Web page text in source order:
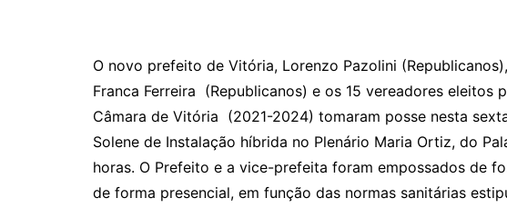
O novo prefeito de Vitória, Lorenzo Pazolini
Franca Ferreira (Republicanos) e os 15 vereadores eleitos
Câmara de Vitória (2021-2024) tomaram posse nesta
Solene de Instalação híbrida no Plenário Maria Ortiz, do
horas. O Prefeito e a vice-prefeita foram empossados de
de forma presencial, em função das normas sanitárias